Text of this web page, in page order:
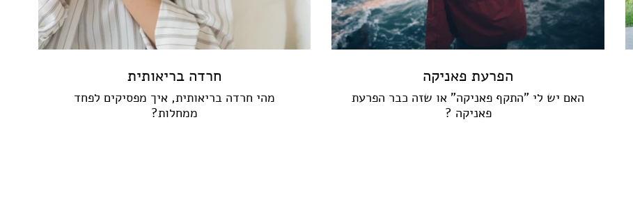
הפרעת פאניקה
האם יש לי "התקף פאניקה" או שזה כבר הפרעת
פאניקה ?
חרדה בריאותית
מהי חרדה בריאותית, איך מפסיקים לפחד
ממחלות?